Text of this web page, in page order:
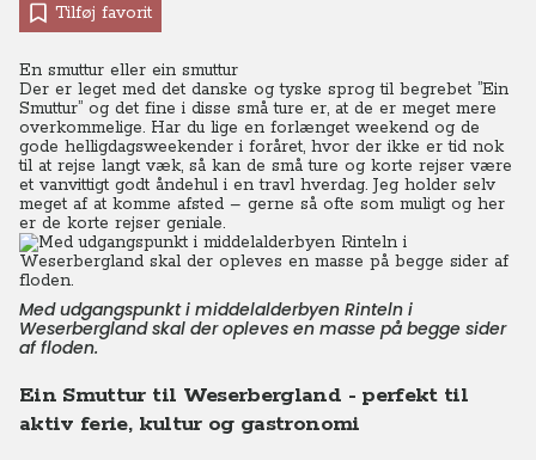
Tilføj favorit
En smuttur eller ein smuttur
Der er leget med det danske og tyske sprog til begrebet ”Ein
Smuttur” og det fine i disse små ture er, at de er meget mere
overkommelige. Har du lige en forlænget weekend og de
gode helligdagsweekender i foråret, hvor der ikke er tid nok
til at rejse langt væk, så kan de små ture og korte rejser være
et vanvittigt godt åndehul i en travl hverdag. Jeg holder selv
meget af at komme afsted – gerne så ofte som muligt og her
er de korte rejser geniale.
Med udgangspunkt i middelalderbyen Rinteln i
Weserbergland skal der opleves en masse på begge sider
af floden.
Ein Smuttur til Weserbergland - perfekt til
aktiv ferie, kultur og gastronomi